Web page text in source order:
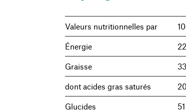
Valeurs nutritionnelles par
Énergie
Graisse
dont acides gras saturés
Glucides